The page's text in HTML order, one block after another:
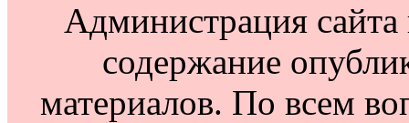
Администрация сайта
содержание
материалов. По всем